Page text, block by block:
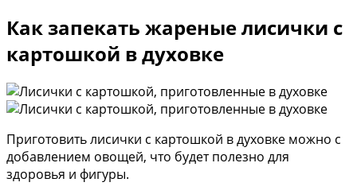
Как запекать жареные лисички с
картошкой в духовке
Приготовить лисички с картошкой в духовке можно с
добавлением овощей, что будет полезно для
здоровья и фигуры.